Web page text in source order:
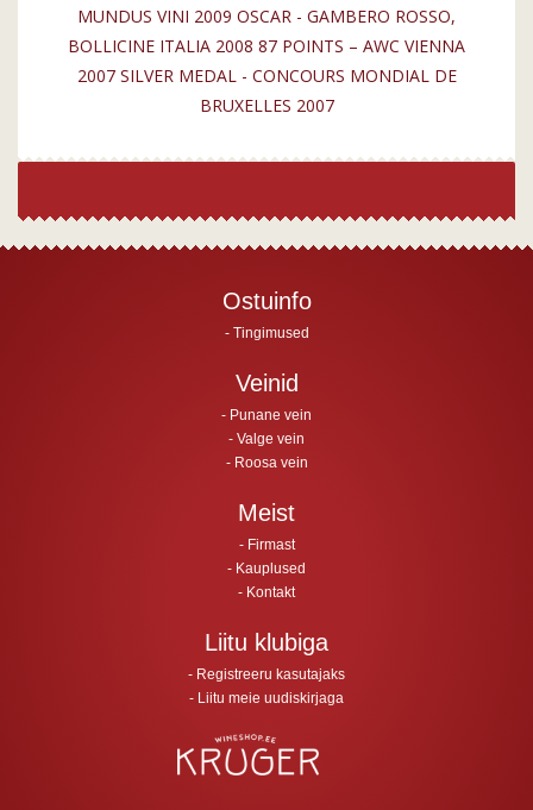
MUNDUS VINI 2009 OSCAR - GAMBERO ROSSO,
BOLLICINE ITALIA 2008 87 POINTS – AWC VIENNA
2007 SILVER MEDAL - CONCOURS MONDIAL DE
BRUXELLES 2007
Ostuinfo
Tingimused
Veinid
Punane vein
Valge vein
Roosa vein
Meist
Firmast
Kauplused
Kontakt
Liitu klubiga
Registreeru kasutajaks
Liitu meie uudiskirjaga